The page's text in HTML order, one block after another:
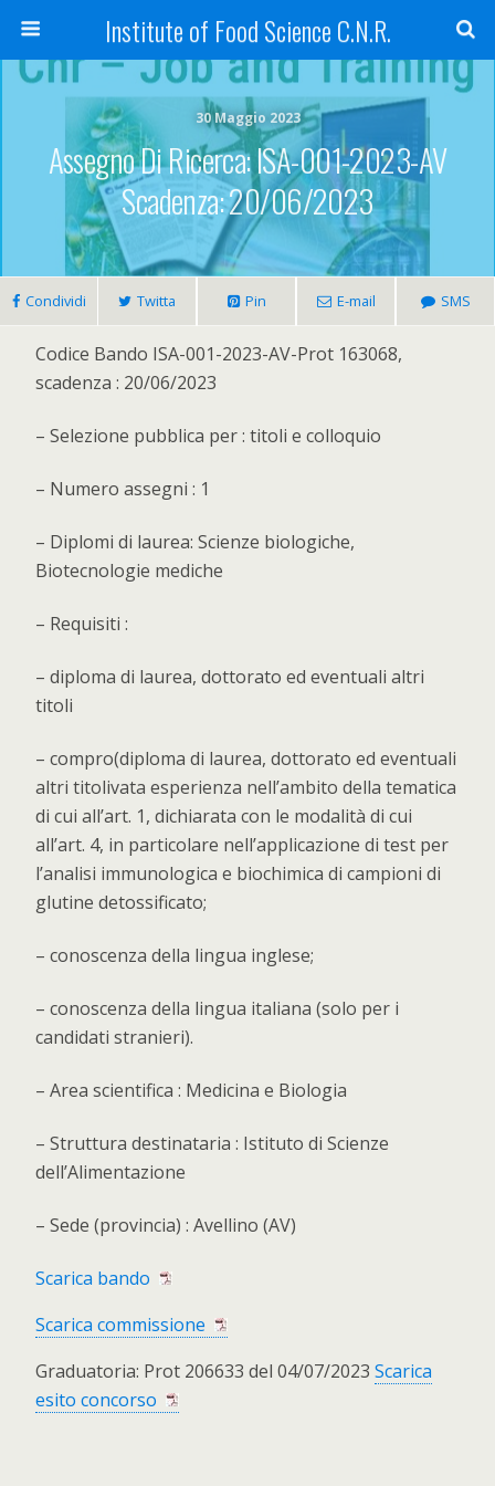
Institute of Food Science C.N.R.
30 Maggio 2023
Assegno Di Ricerca: ISA-001-2023-AV
Scadenza: 20/06/2023
Condividi Twitta Pin E-mail SMS
Codice Bando ISA-001-2023-AV-Prot 163068,
scadenza : 20/06/2023
– Selezione pubblica per : titoli e colloquio
– Numero assegni : 1
– Diplomi di laurea: Scienze biologiche,
Biotecnologie mediche
– Requisiti :
– diploma di laurea, dottorato ed eventuali altri
titoli
– compro(diploma di laurea, dottorato ed eventuali
altri titolivata esperienza nell’ambito della tematica
di cui all’art. 1, dichiarata con le modalità di cui
all’art. 4, in particolare nell’applicazione di test per
l’analisi immunologica e biochimica di campioni di
glutine detossificato;
– conoscenza della lingua inglese;
– conoscenza della lingua italiana (solo per i
candidati stranieri).
– Area scientifica : Medicina e Biologia
– Struttura destinataria : Istituto di Scienze
dell’Alimentazione
– Sede (provincia) : Avellino (AV)
Scarica bando
Scarica commissione
Graduatoria: Prot 206633 del 04/07/2023 Scarica
esito concorso